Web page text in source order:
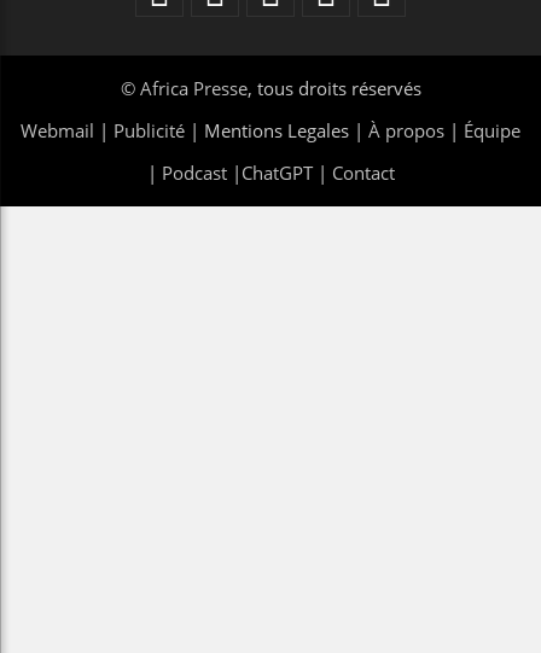
© Africa Presse, tous droits réservés
Webmail | Publicité | Mentions Legales | À propos | Équipe
| Podcast| ChatGPT| Contact